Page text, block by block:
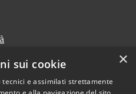
×
sui cookie
e assimilati strettamente